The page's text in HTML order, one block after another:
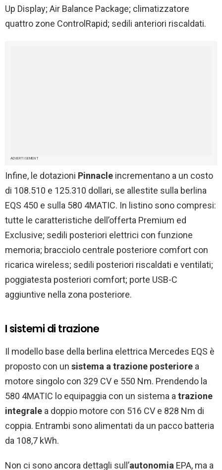
Up Display; Air Balance Package; climatizzatore
quattro zone ControlRapid; sedili anteriori riscaldati.
ADVERTISEMENT
Infine, le dotazioni Pinnacle incrementano a un costo
di 108.510 e 125.310 dollari, se allestite sulla berlina
EQS 450 e sulla 580 4MATIC. In listino sono compresi:
tutte le caratteristiche dell’offerta Premium ed
Exclusive; sedili posteriori elettrici con funzione
memoria; bracciolo centrale posteriore comfort con
ricarica wireless; sedili posteriori riscaldati e ventilati;
poggiatesta posteriori comfort; porte USB-C
aggiuntive nella zona posteriore.
I sistemi di trazione
Il modello base della berlina elettrica Mercedes EQS è
proposto con un sistema a trazione posteriore a
motore singolo con 329 CV e 550 Nm. Prendendo la
580 4MATIC lo equipaggia con un sistema atrazione
integrale a doppio motore con 516 CV e 828 Nm di
coppia. Entrambi sono alimentati da un pacco batteria
da 108,7 kWh.
Non ci sono ancora dettagli sull’autonomia EPA, ma a